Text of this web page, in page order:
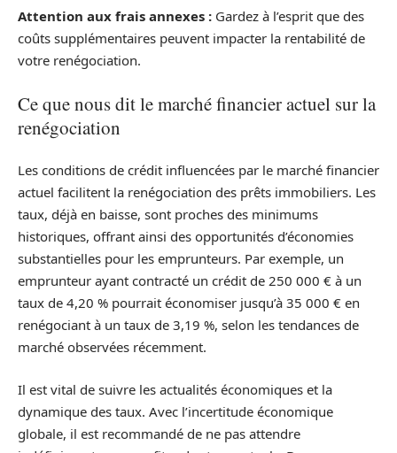
Attention aux frais annexes : Gardez à l’esprit que des
coûts supplémentaires peuvent impacter la rentabilité de
votre renégociation.
Ce que nous dit le marché financier actuel sur la
renégociation
Les conditions de crédit influencées par le marché financier
actuel facilitent la renégociation des prêts immobiliers. Les
taux, déjà en baisse, sont proches des minimums
historiques, offrant ainsi des opportunités d’économies
substantielles pour les emprunteurs. Par exemple, un
emprunteur ayant contracté un crédit de 250 000 € à un
taux de 4,20 % pourrait économiser jusqu’à 35 000 € en
renégociant à un taux de 3,19 %, selon les tendances de
marché observées récemment.
Il est vital de suivre les actualités économiques et la
dynamique des taux. Avec l’incertitude économique
globale, il est recommandé de ne pas attendre